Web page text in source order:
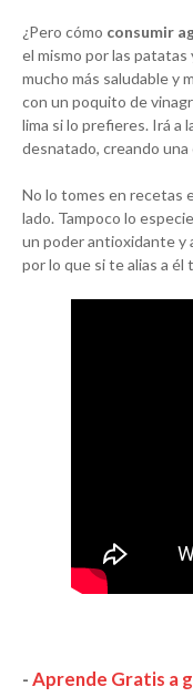
¿Pero cómo consumir
el mismo por las
mucho más saludable y
con un poquito de
lima si lo prefieres. Irá a
desnatado, creando
No lo tomes en recetas
lado. Tampoco lo
un poder antioxidante y
por lo que si te alias a
-Aprende Gratis a